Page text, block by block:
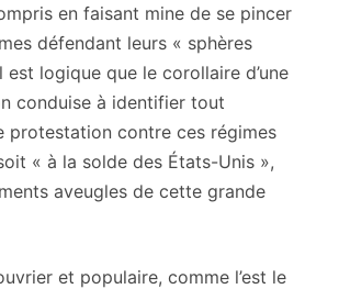
en faisant mine de se pincer
défendant leurs « sphères
est logique que le corollaire d’une
conduise à identifier tout
protestation contre ces régimes
« à la solde des États-Unis »,
aveugles de cette grande
et populaire, comme l’est le